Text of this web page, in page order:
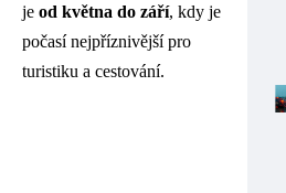
je od května do září, kdy je
počasí nejpříznivější pro
turistiku a cestování.